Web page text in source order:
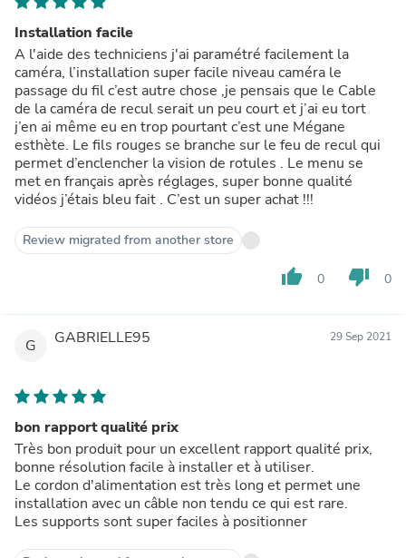
Installation facile
A l'aide des techniciens j'ai paramétré facilement la
caméra, l’installation super facile niveau caméra le
passage du fil c’est autre chose ,je pensais que le Cable
de la caméra de recul serait un peu court et j’ai eu tort
j’en ai même eu en trop pourtant c’est une Mégane
esthète. Le fils rouges se branche sur le feu de recul qui
permet d’enclencher la vision de rotules . Le menu se
met en français après réglages, super bonne qualité
vidéos j’étais bleu fait . C’est un super achat !!!
Review migrated from another store
thumb_up 0 thumb_down 0
G GABRIELLE95 29 Sep 2021
bon rapport qualité prix
Très bon produit pour un excellent rapport qualité prix,
bonne résolution facile à installer et à utiliser.
Le cordon d'alimentation est très long et permet une
installation avec un câble non tendu ce qui est rare.
Les supports sont super faciles à positionner